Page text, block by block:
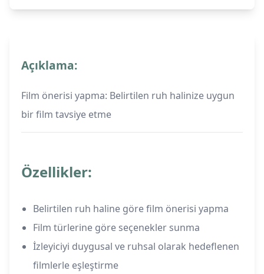
Açıklama:
Film önerisi yapma: Belirtilen ruh halinize uygun
bir film tavsiye etme
Özellikler:
Belirtilen ruh haline göre film önerisi yapma
Film türlerine göre seçenekler sunma
İzleyiciyi duygusal ve ruhsal olarak hedeflenen
filmlerle eşleştirme